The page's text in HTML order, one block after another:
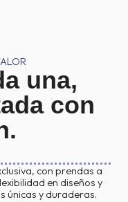
una,
con
con prendas a
en diseños y
únicas y duraderas.